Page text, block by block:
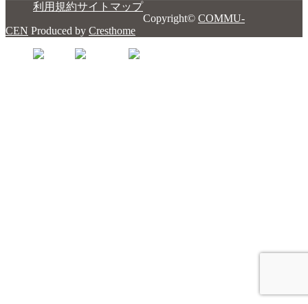
利用規約サイトマップ
Copyright© COMMU-
CEN Produced by Cresthome